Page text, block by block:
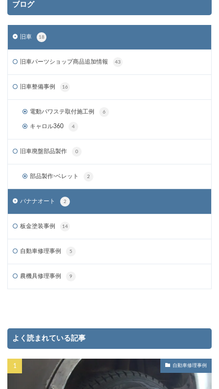
ブログ
旧車 18
旧車パーツショップ商品追加情報 43
旧車整備事例 16
電動パワステ取付施工例 6
キャロル360 4
旧車廃盤部品製作 0
部品製作-ベレット 2
バナナオート 2
板金塗装事例 14
自動車修理事例 5
農機具修理事例 9
よく読まれている記事
自動車修理事例